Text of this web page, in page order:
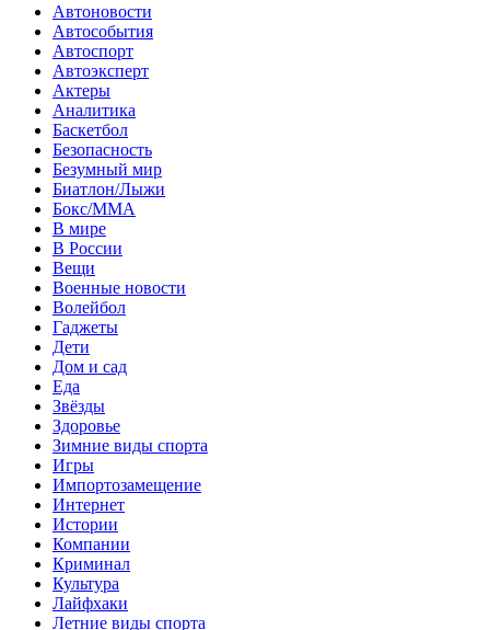
Автоновости
Автособытия
Автоспорт
Автоэксперт
Актеры
Аналитика
Баскетбол
Безопасность
Безумный мир
Биатлон/Лыжи
Бокс/MMA
В мире
В России
Вещи
Военные новости
Волейбол
Гаджеты
Дети
Дом и сад
Еда
Звёзды
Здоровье
Зимние виды спорта
Игры
Импортозамещение
Интернет
Истории
Компании
Криминал
Культура
Лайфхаки
Летние виды спорта